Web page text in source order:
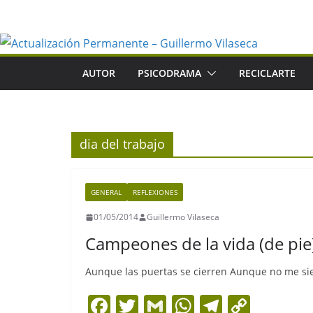
contenido
AUTOR PSICODRAMA RECICLARTE
dia del trabajo
GENERAL REFLEXIONES
01/05/2014 Guillermo Vilaseca
Campeones de la vida (de
Aunque las puertas se cierren Aunque no me
F T G W T